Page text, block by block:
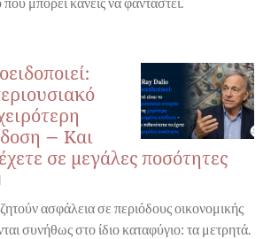
– Και
σε μεγάλες ποσότητες
ασφάλεια σε περιόδους οικονομικής
συνήθως στο ίδιο καταφύγιο: τα μετρητά.